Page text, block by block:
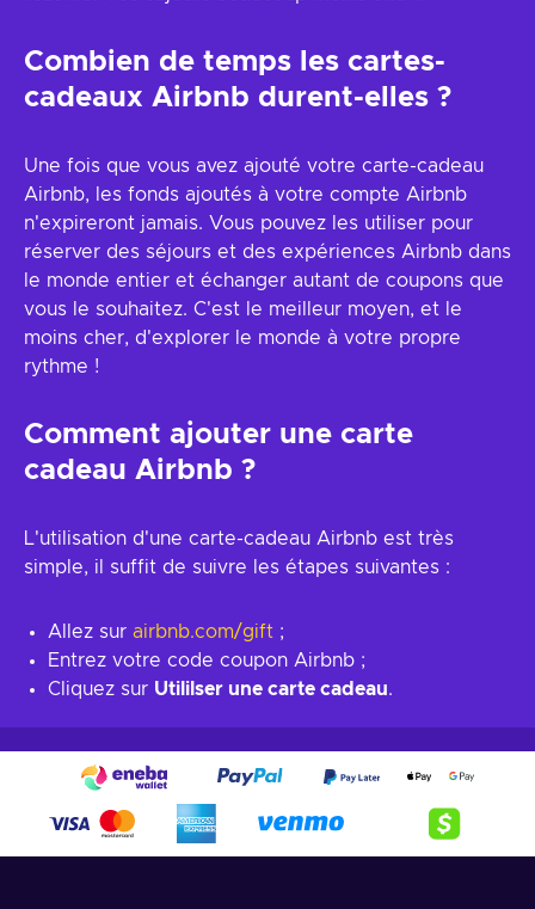
Combien de temps les cartes-
cadeaux Airbnb durent-elles ?
Une fois que vous avez ajouté votre carte-cadeau
Airbnb, les fonds ajoutés à votre compte Airbnb
n'expireront jamais. Vous pouvez les utiliser pour
réserver des séjours et des expériences Airbnb dans
le monde entier et échanger autant de coupons que
vous le souhaitez. C'est le meilleur moyen, et le
moins cher, d'explorer le monde à votre propre
rythme !
Comment ajouter une carte
cadeau Airbnb ?
L'utilisation d'une carte-cadeau Airbnb est très
simple, il suffit de suivre les étapes suivantes :
Allez sur airbnb.com/gift ;
Entrez votre code coupon Airbnb ;
Cliquez sur Utililser une carte cadeau.